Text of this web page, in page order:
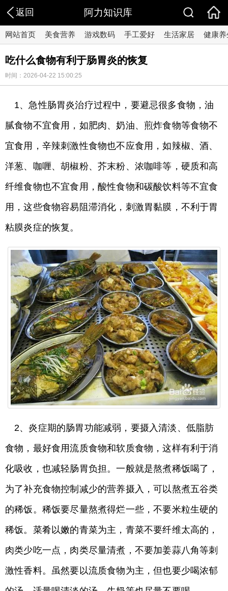
返回 阿力知识库
网站首页 美食营养 游戏数码 手工爱好 生活家居 健康养
吃什么食物有利于肠胃炎的恢复
时间：2026-04-22 15:00:25
1、急性肠胃炎治疗过程中，要避忌很多食物，油
腻食物不宜食用，如肥肉、奶油、煎炸食物等食物不
宜食用，辛辣刺激性食物也不应食用，如辣椒、酒、
洋葱、咖喱、胡椒粉、芥末粉、浓咖啡等，硬质和高
纤维食物也不宜食用，酸性食物和碳酸饮料等不宜食
用，这些食物容易阻滞消化，刺激胃黏膜，不利于胃
粘膜炎症的恢复。
2、炎症期的肠胃功能减弱，要摄入清淡、低脂肪
食物，最好食用流质食物和软质食物，这样有利于消
化吸收，也减轻肠胃负担。一般就是熬煮稀饭喝了，
为了补充食物控制减少的营养摄入，可以熬煮五谷类
的稀饭。稀饭要尽量熬煮得烂一些，不要米粒生硬的
稀饭。菜肴以嫩的青菜为主，青菜不要纤维太高的，
肉类少吃一点，肉类尽量清煮，不要加姜蒜八角等刺
激性香料。虽然要以流质食物为主，但也要少喝浓郁